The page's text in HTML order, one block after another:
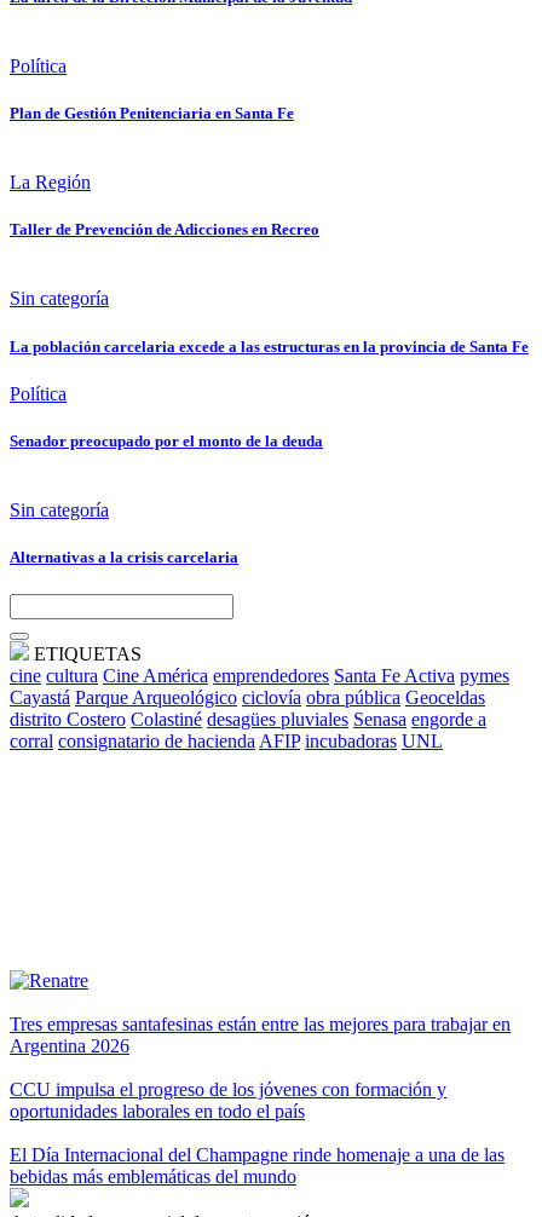
Política
Plan de Gestión Penitenciaria en Santa Fe
La Región
Taller de Prevención de Adicciones en Recreo
Sin categoría
La población carcelaria excede a las estructuras en la provincia de Santa Fe
Política
Senador preocupado por el monto de la deuda
Sin categoría
Alternativas a la crisis carcelaria
ETIQUETAS
cine cultura Cine América emprendedores Santa Fe Activa pymes
Cayastá Parque Arqueológico ciclovía obra pública Geoceldas
distrito Costero Colastiné desagües pluviales Senasa engorde a
corral consignatario de haciendaAFIP incubadoras UNL
Tres empresas santafesinas están entre las mejores para trabajar en
Argentina 2026
CCU impulsa el progreso de los jóvenes con formación y
oportunidades laborales en todo el país
El Día Internacional del Champagne rinde homenaje a una de las
bebidas más emblemáticas del mundo